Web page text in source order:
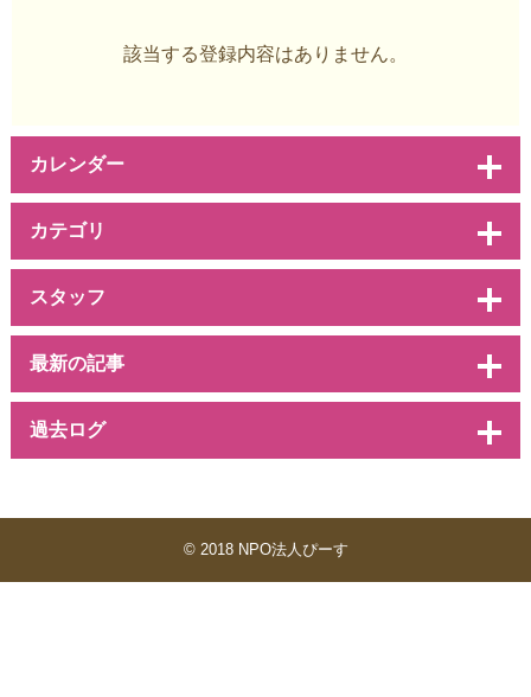
該当する登録内容はありません。
カレンダー
カテゴリ
スタッフ
最新の記事
過去ログ
© 2018 NPO法人ぴーす